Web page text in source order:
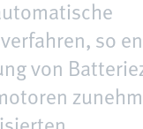
so
von